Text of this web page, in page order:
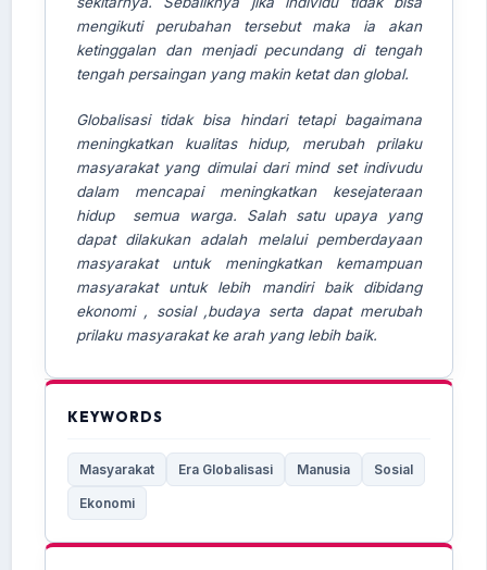
mengikuti perubahan tersebut maka ia akan
ketinggalan dan menjadi pecundang di tengah
tengah persaingan yang makin ketat dan global.
Globalisasi tidak bisa hindari tetapi bagaimana
meningkatkan kualitas hidup, merubah prilaku
masyarakat yang dimulai dari mind set indivudu
dalam mencapai meningkatkan kesejateraan
hidup semua warga. Salah satu upaya yang
dapat dilakukan adalah melalui pemberdayaan
masyarakat untuk meningkatkan kemampuan
masyarakat untuk lebih mandiri baik dibidang
ekonomi , sosial ,budaya serta dapat merubah
prilaku masyarakat ke arah yang lebih baik.
KEYWORDS
Masyarakat Era Globalisasi Manusia Sosial
Ekonomi